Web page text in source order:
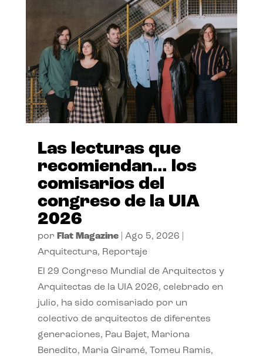
Las lecturas que
recomiendan… los
comisarios del
congreso de la UIA
2026
por Flat Magazine| Ago 5, 2026
Arquitectura, Reportaje
El 29 Congreso Mundial de Arquitectos y
Arquitectas de la UIA 2026, celebrado en
julio, ha sido comisariado por un
colectivo de arquitectos de diferentes
generaciones, Pau Bajet, Mariona
Benedito, Maria Giramé, Tomeu Ramis,